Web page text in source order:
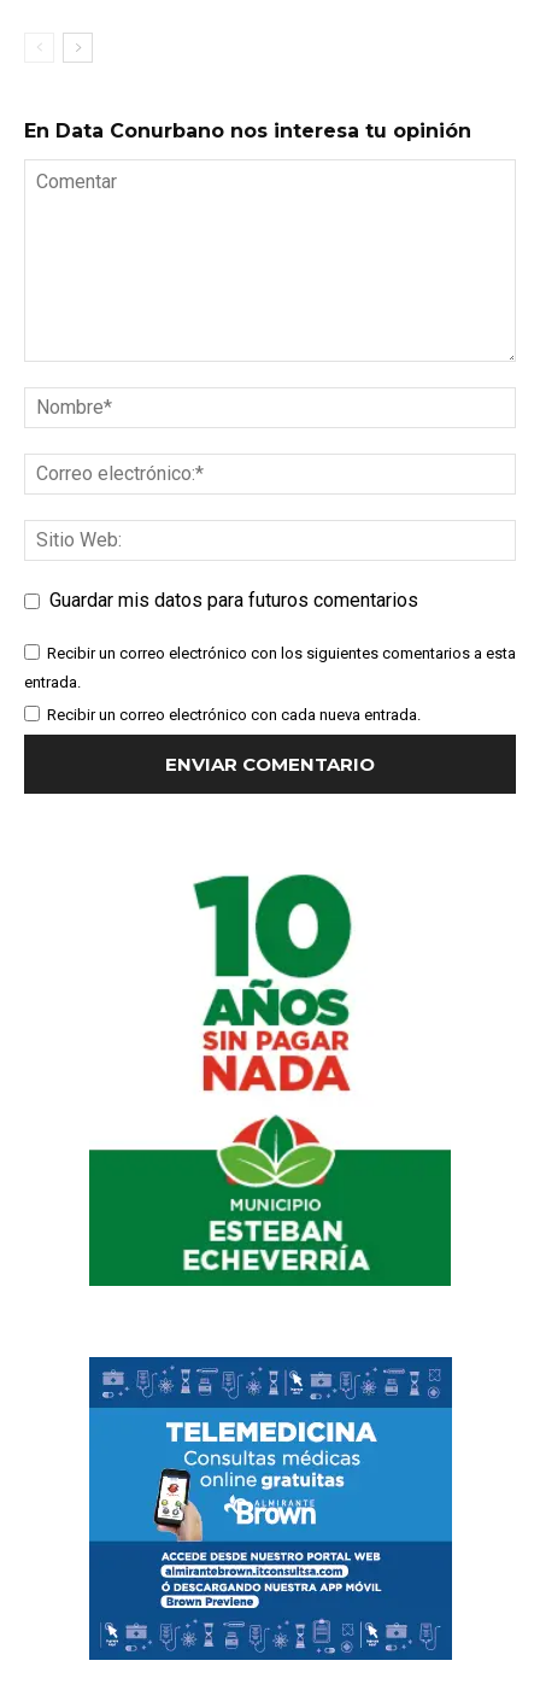
En Data Conurbano nos interesa tu opinión
Guardar mis datos para futuros comentarios
Recibir un correo electrónico con los siguientes comentarios a esta
entrada.
Recibir un correo electrónico con cada nueva entrada.